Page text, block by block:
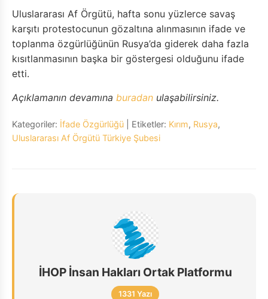
Uluslararası Af Örgütü, hafta sonu yüzlerce savaş
karşıtı protestocunun gözaltına alınmasının ifade ve
toplanma özgürlüğünün Rusya’da giderek daha fazla
kısıtlanmasının başka bir göstergesi olduğunu ifade
etti.
Açıklamanın devamına buradan ulaşabilirsiniz.
Kategoriler: İfade Özgürlüğü | Etiketler: Kırım, Rusya,
Uluslararası Af Örgütü Türkiye Şubesi
İHOP İnsan Hakları Ortak Platformu
1331 Yazı